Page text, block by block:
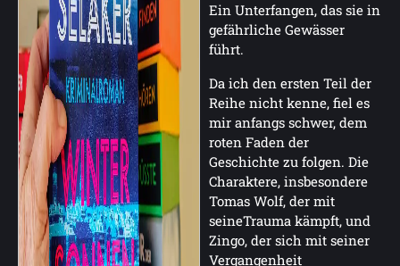
Ein Unterfangen, das sie in
gefährliche Gewässer
führt.
Da ich den ersten Teil der
Reihe nicht kenne, fiel es
mir anfangs schwer, dem
roten Faden der
Geschichte zu folgen. Die
Charaktere, insbesondere
Tomas Wolf, der mit
seineTrauma kämpft, und
Zingo, der sich mit seiner
Vergangenheit